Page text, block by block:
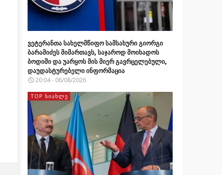
ვეტერანთა სახელმწიფო სამსახური გიორგი
ბარამიძეს მიმართავს, საჯაროდ მოიხადოს
ბოდიში და უარყოს მის მიერ გავრცელებული,
დაუდასტურებელი ინფორმაცია
20:04 - 06/08/2026
TOP ᲡᲘᲐᲮᲚᲔ